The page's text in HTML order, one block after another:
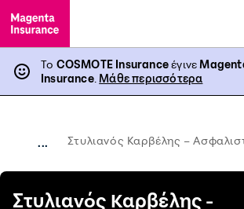
Το COSMOTE Insuranceέγινε
Insurance. Μάθε περισσότερα
... Στυλιανός Καρβέλης –
Στυλιανός Καρβέλης -